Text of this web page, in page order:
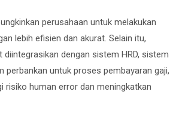
perusahaan untuk melakukan
lebih efisien dan akurat. Selain itu,
diintegrasikan dengan sistem HRD, sistem
perbankan untuk proses pembayaran gaji,
risiko human error dan meningkatkan